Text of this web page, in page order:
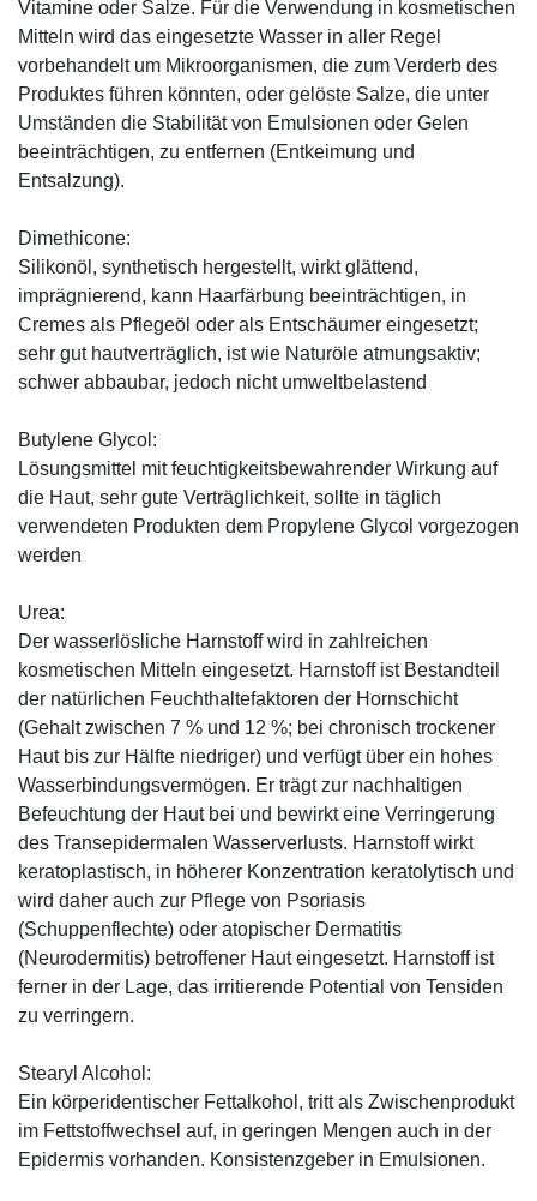
Vitamine oder Salze. Für die Verwendung in kosmetischen
Mitteln wird das eingesetzte Wasser in aller Regel
vorbehandelt um Mikroorganismen, die zum Verderb des
Produktes führen könnten, oder gelöste Salze, die unter
Umständen die Stabilität von Emulsionen oder Gelen
beeinträchtigen, zu entfernen (Entkeimung und
Entsalzung).
Dimethicone:
Silikonöl, synthetisch hergestellt, wirkt glättend,
imprägnierend, kann Haarfärbung beeinträchtigen, in
Cremes als Pflegeöl oder als Entschäumer eingesetzt;
sehr gut hautverträglich, ist wie Naturöle atmungsaktiv;
schwer abbaubar, jedoch nicht umweltbelastend
Butylene Glycol:
Lösungsmittel mit feuchtigkeitsbewahrender Wirkung auf
die Haut, sehr gute Verträglichkeit, sollte in täglich
verwendeten Produkten dem Propylene Glycol vorgezogen
werden
Urea:
Der wasserlösliche Harnstoff wird in zahlreichen
kosmetischen Mitteln eingesetzt. Harnstoff ist Bestandteil
der natürlichen Feuchthaltefaktoren der Hornschicht
(Gehalt zwischen 7 % und 12 %; bei chronisch trockener
Haut bis zur Hälfte niedriger) und verfügt über ein hohes
Wasserbindungsvermögen. Er trägt zur nachhaltigen
Befeuchtung der Haut bei und bewirkt eine Verringerung
des Transepidermalen Wasserverlusts. Harnstoff wirkt
keratoplastisch, in höherer Konzentration keratolytisch und
wird daher auch zur Pflege von Psoriasis
(Schuppenflechte) oder atopischer Dermatitis
(Neurodermitis) betroffener Haut eingesetzt. Harnstoff ist
ferner in der Lage, das irritierende Potential von Tensiden
zu verringern.
Stearyl Alcohol:
Ein körperidentischer Fettalkohol, tritt als Zwischenprodukt
im Fettstoffwechsel auf, in geringen Mengen auch in der
Epidermis vorhanden. Konsistenzgeber in Emulsionen.